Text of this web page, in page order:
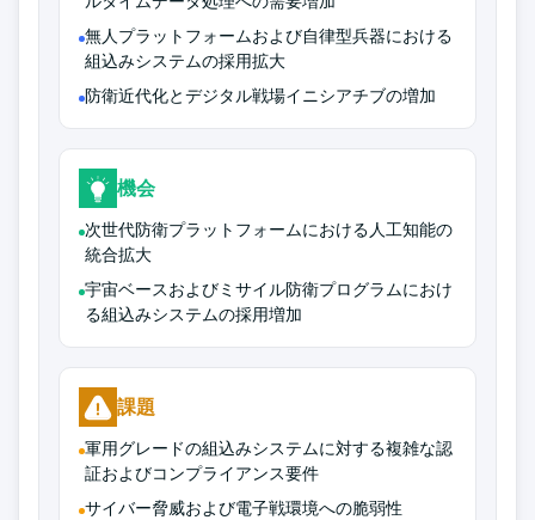
無人プラットフォームおよび自律型兵器における
組込みシステムの採用拡大
防衛近代化とデジタル戦場イニシアチブの増加
機会
次世代防衛プラットフォームにおける人工知能の
統合拡大
宇宙ベースおよびミサイル防衛プログラムにおけ
る組込みシステムの採用増加
課題
軍用グレードの組込みシステムに対する複雑な認
証およびコンプライアンス要件
サイバー脅威および電子戦環境への脆弱性